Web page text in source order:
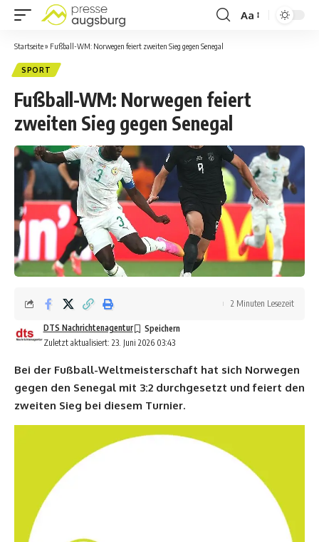
Aa
Startseite» Fußball-WM: Norwegen feiert zweiten Sieg gegen Senegal
SPORT
Fußball-WM: Norwegen feiert
zweiten Sieg gegen Senegal
Zuletzt aktualisiert: 23. Juni 2026 03:43
DTS Nachrichtenagentur
2 Minuten Lesezeit
Bei der Fußball-Weltmeisterschaft hat sich Norwegen
gegen den Senegal mit 3:2 durchgesetzt und feiert den
zweiten Sieg bei diesem Turnier.